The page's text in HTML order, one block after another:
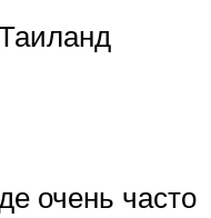
очень часто